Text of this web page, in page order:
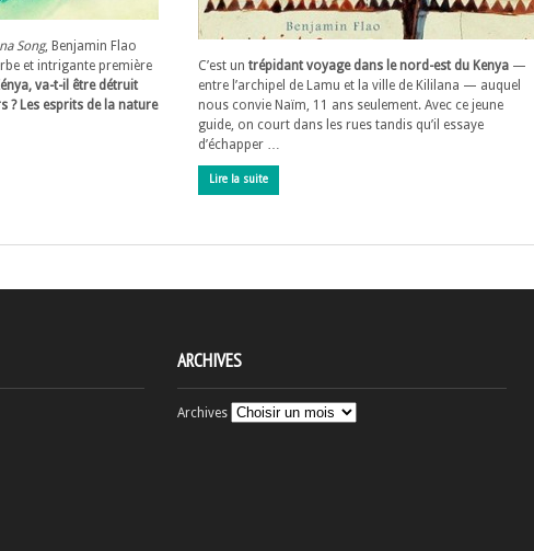
Song, Benjamin Flao
et intrigante première
va-t-il être détruit
Les esprits de la nature
C’est un trépidant voyage dans le nord-est du Kenya —
entre l’archipel de Lamu et la ville de Kililana — auquel
nous convie Naïm, 11 ans seulement. Avec ce jeune
guide, on court dans les rues tandis qu’il essaye
d’échapper …
Lire la suite
ARCHIVES
Archives